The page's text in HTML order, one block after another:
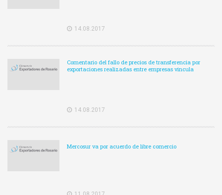
14.08.2017
Comentario del fallo de precios de transferencia por
exportaciones realizadas entre empresas vincula
14.08.2017
Mercosur va por acuerdo de libre comercio